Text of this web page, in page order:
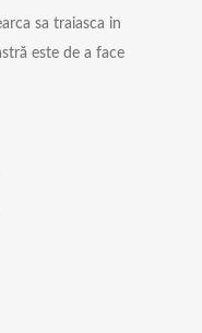
sa traiasca in
este de a face